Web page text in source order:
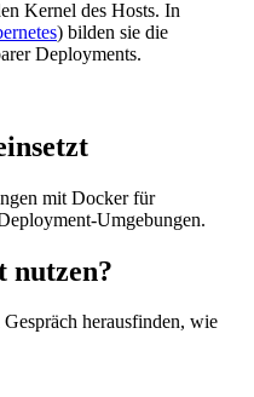
Kernel des Hosts. In
) bilden sie die
Deployments.
mit Docker für
Umgebungen.
herausfinden, wie